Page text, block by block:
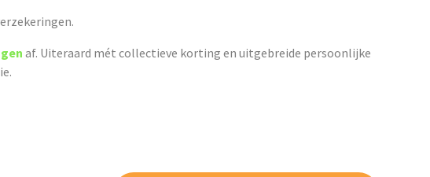
af. Uiteraard mét collectieve korting en uitgebreide persoonlijke